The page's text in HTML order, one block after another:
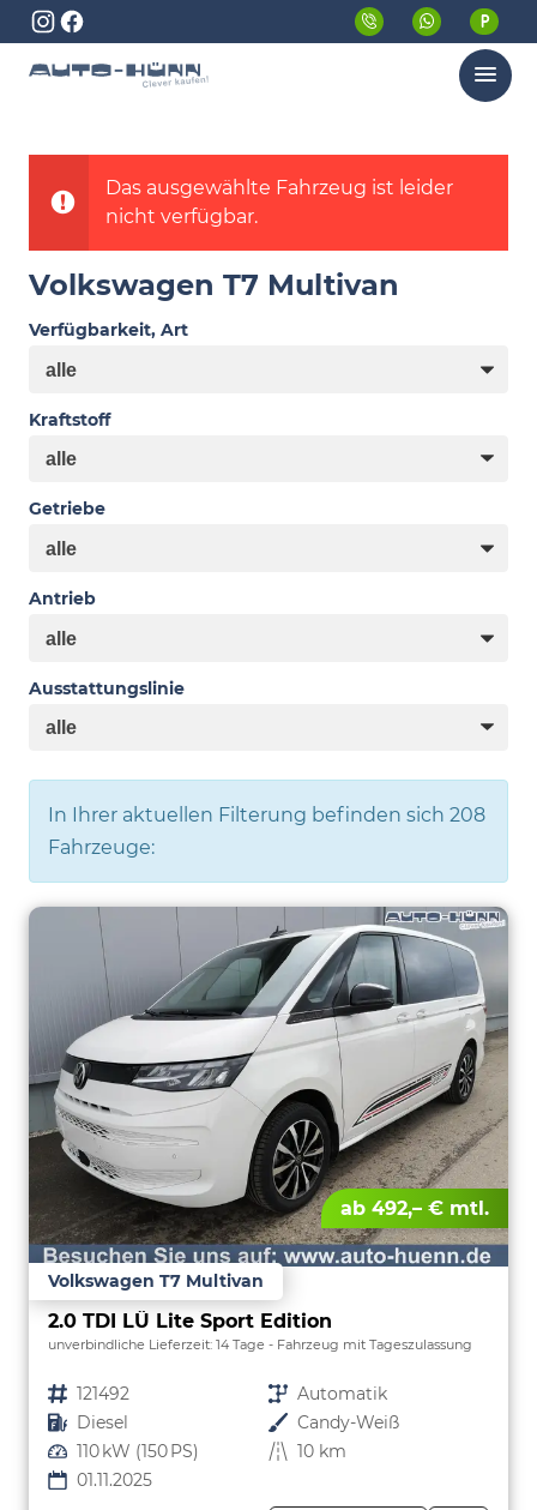
Menü
Das ausgewählte Fahrzeug ist leider
nicht verfügbar.
Volkswagen T7 Multivan
Verfügbarkeit, Art
Kraftstoff
Getriebe
Antrieb
Ausstattungslinie
In Ihrer aktuellen Filterung befinden sich 208
Fahrzeuge:
ab 492,– € mtl.
Volkswagen T7 Multivan
2.0 TDI LÜ Lite Sport Edition
unverbindliche Lieferzeit: 14 Tage Fahrzeug mit Tageszulassung
Fahrzeugnr. 121492 Getriebe Automatik
Kraftstoff Diesel Außenfarbe Candy-Weiß
Leistung 110 kW (150 PS) Kilometerstand 10 km
01.11.2025